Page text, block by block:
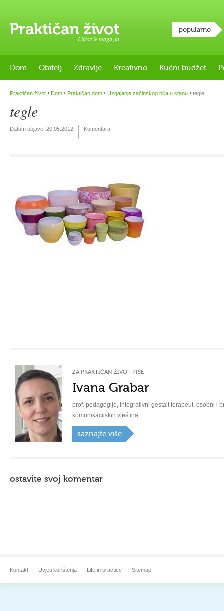
Lifestyle magazin
popularno
Dom Obitelj Zdravlje Kreativno Kućni budžet
Praktičan život › Dom › Praktičan dom › Uzgajanje začinskog bilja u stanu › tegle
tegle
Datum objave: 20.05.2012 Komentara:
ZA PRAKTIČAN ŽIVOT PIŠE
Ivana Grabar
prof. pedagogije, integrativni gestalt terapeut, osobni i
komunikacijskih vještina
saznajte više
ostavite svoj komentar
Kontakt Uvjeti korištenja Life in practice Sitemap